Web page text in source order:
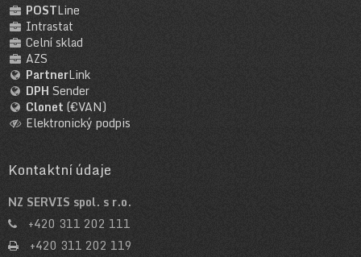
POSTLine
Intrastat
Celní sklad
AZS
PartnerLink
DPH Sender
Clonet (€VAN)
Elektronický podpis
Kontaktní údaje
NZ SERVIS spol. s r.o.
+420 311 202 111
+420 311 202 119